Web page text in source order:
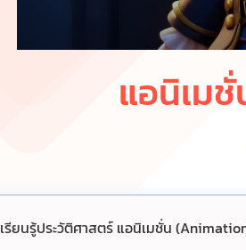
แอนิเม
เรียนรู้ประวัติศาสตร์ แอนิเมชั่น